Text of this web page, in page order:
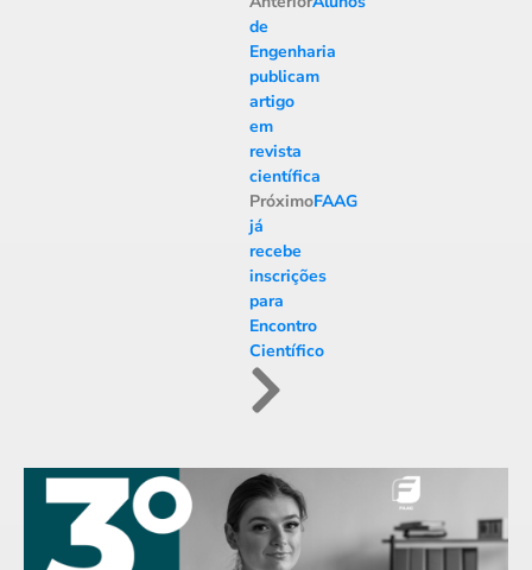
de
Engenharia
publicam
artigo
em
revista
científica
PróximoFAAG
já
recebe
inscrições
para
Encontro
Científico